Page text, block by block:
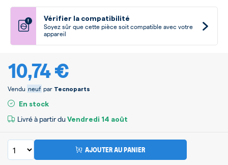
! Vérifier la compatibilité
Soyez sûr que cette pièce soit compatible avec votre
appareil
10,74 €
Vendu neuf par Tecnoparts
En stock
Livré à partir du Vendredi 14 août
AJOUTER AU PANIER